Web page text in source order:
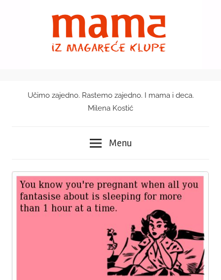
Mama
magareće
klupe
Učimo zajedno. Rastemo zajedno. I mama i deca.
Milena Kostić
Menu